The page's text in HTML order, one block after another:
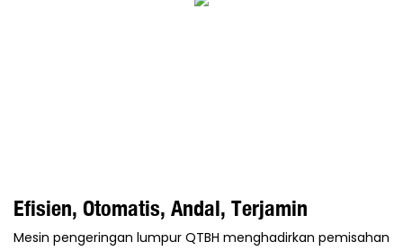
Efisien, Otomatis, Andal, Terjamin
Mesin pengeringan lumpur QTBH menghadirkan pemisahan